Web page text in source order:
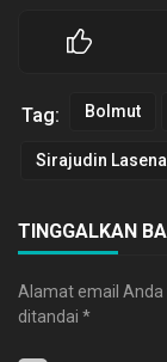
Tag: Bolmut
Sirajudin Lasena
TINGGALKAN
Alamat email Anda
ditandai *